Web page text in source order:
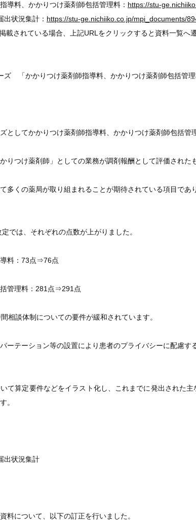
導料、かかりつけ薬剤師包括管理料： https://stu-
状況集計： https://stu-ge.nichiiko.co.jp/mpi_documents/
されている場合、上記URLをクリックすると資料一覧へ
ズ 「かかりつけ薬剤師指導料、かかりつけ薬剤師包括管理
としてかかりつけ薬剤師指導料、かかりつけ薬剤師包括管
りつけ薬剤師」としての業務が調剤報酬として評価された
多くの薬局が取り組まれることが期待されている項目であ
では、それぞれの点数が上がりました。
料：73点⇒76点
管理料：281点⇒291点
相談体制についての要件が緩和されています。
ーテーション等の設置により患者のプライバシーに配慮す
て算定要件などをイラスト化し、これまでに発出された
。
出状況集計
料について、以下の訂正を行いました。